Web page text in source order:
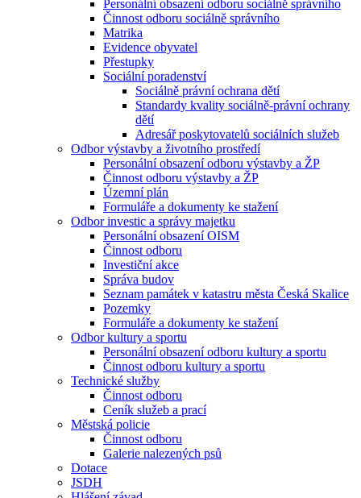
Personální obsazení odboru sociálně správního
Činnost odboru sociálně správního
Matrika
Evidence obyvatel
Přestupky
Sociální poradenství
Sociálně právní ochrana dětí
Standardy kvality sociálně-právní ochrany
dětí
Adresář poskytovatelů sociálních služeb
Odbor výstavby a životního prostředí
Personální obsazení odboru výstavby a ŽP
Činnost odboru výstavby a ŽP
Územní plán
Formuláře a dokumenty ke stažení
Odbor investic a správy majetku
Personální obsazení OISM
Činnost odboru
Investiční akce
Správa budov
Seznam památek v katastru města Česká Skalice
Pozemky
Formuláře a dokumenty ke stažení
Odbor kultury a sportu
Personální obsazení odboru kultury a sportu
Činnost odboru kultury a sportu
Technické služby
Činnost odboru
Ceník služeb a prací
Městská policie
Činnost odboru
Galerie nalezených psů
Dotace
JSDH